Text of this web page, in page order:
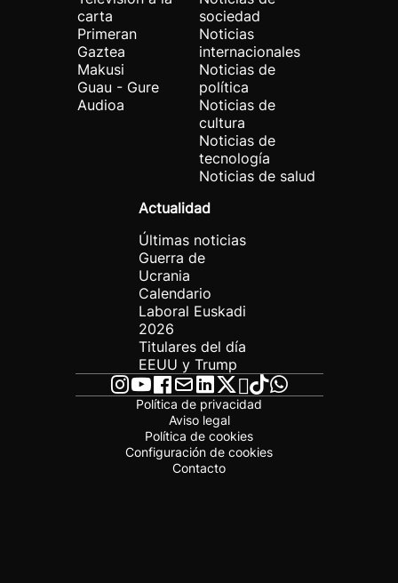
carta
Primeran
Gaztea
Makusi
Guau - Gure
Audioa
sociedad
Noticias
internacionales
Noticias de
política
Noticias de
cultura
Noticias de
tecnología
Noticias de salud
Actualidad
Últimas noticias
Guerra de
Ucrania
Calendario
Laboral Euskadi
2026
Titulares del día
EEUU y Trump
Política de privacidad
Aviso legal
Política de cookies
Configuración de cookies
Contacto